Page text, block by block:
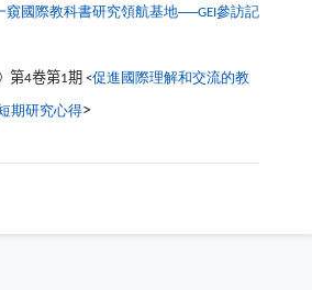
窺國際教科書研究領航基地──GEI 參訪記
另開新視窗）
第4卷第1期 <促進國際理解和交流的教
期研究心得（另開新視窗）
>